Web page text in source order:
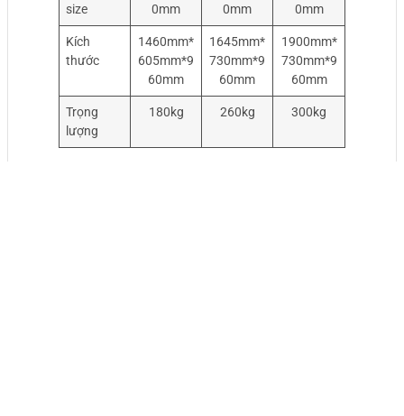
size
0mm
0mm
0mm
Kích
thước
1460mm*
605mm*9
60mm
1645mm*
730mm*9
60mm
1900mm*
730mm*9
60mm
Trọng
lượng
180kg 260kg 300kg